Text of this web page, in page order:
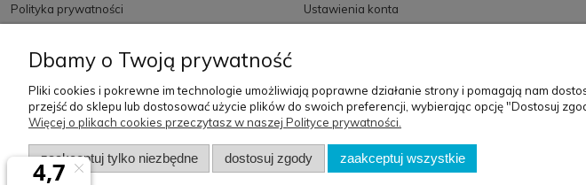
Polityka prywatności
Ustawienia konta
Magazyn
Dbamy o Twoją prywatność
Pliki cookies i pokrewne im technologie umożliwiają poprawne działanie strony i pomagają nam
przejść do sklepu lub dostosować użycie plików do swoich preferencji, wybierając opcję "Dostosuj
Więcej o plikach cookies przeczytasz w naszej Polityce prywatności.
zaakceptuj tylko niezbędne dostosuj zgody zaakceptuj wszystkie